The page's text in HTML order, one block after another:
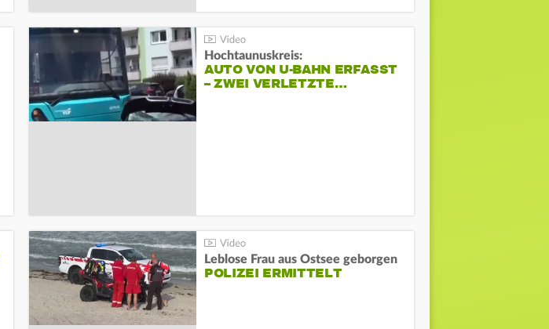
Hochtaunuskreis:
AUTO VON U-BAHN ERFASST
– ZWEI VERLETZTE…
Leblose Frau aus Ostsee geborgen
POLIZEI ERMITTELT